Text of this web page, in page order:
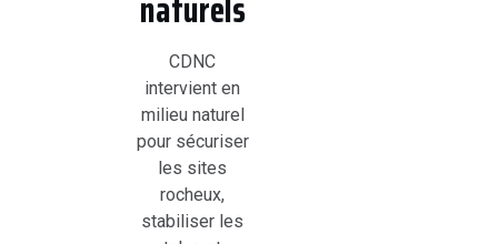
CDNC
intervient en
milieu naturel
pour sécuriser
les sites
rocheux,
stabiliser les